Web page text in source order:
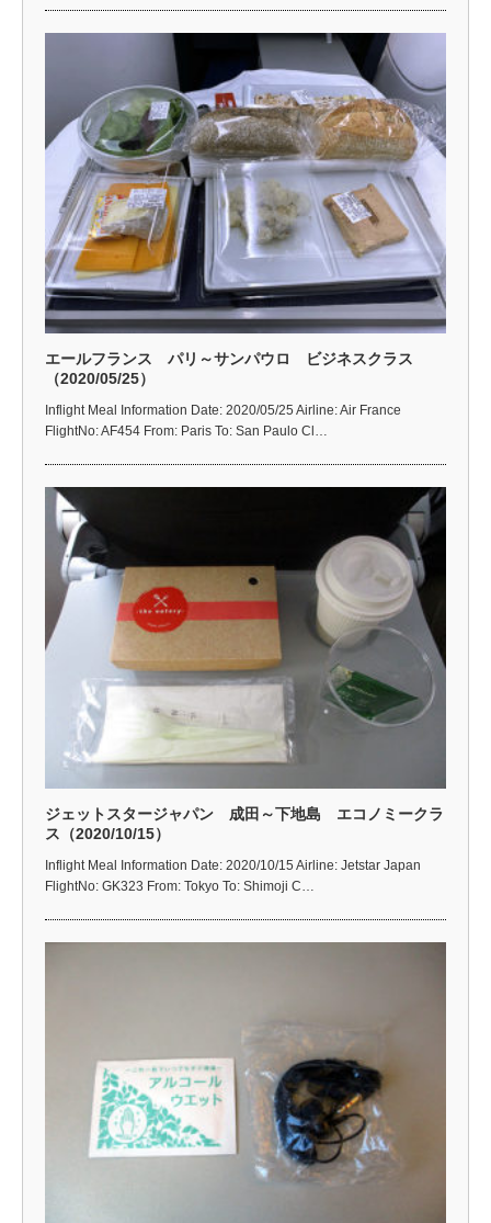
エールフランス パリ～サンパウロ ビジネスクラス
（2020/05/25）
Inflight Meal Information Date: 2020/05/25 Airline: Air France
FlightNo: AF454 From: Paris To: San Paulo Cl…
ジェットスタージャパン 成田～下地島 エコノミークラ
ス（2020/10/15）
Inflight Meal Information Date: 2020/10/15 Airline: Jetstar Japan
FlightNo: GK323 From: Tokyo To: Shimoji C…